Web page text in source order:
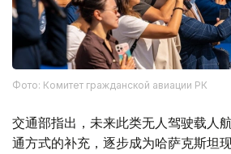
Фото: Комитет гражданской авиации РК
交通部指出，未来此类无人驾驶载人
通方式的补充，逐步成为哈萨克斯坦